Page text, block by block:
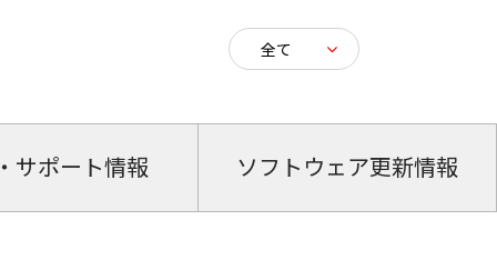
サポート情報 ソフトウェア更新情報